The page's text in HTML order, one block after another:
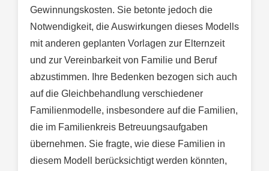
Gewinnungskosten. Sie betonte jedoch die
Notwendigkeit, die Auswirkungen dieses Modells
mit anderen geplanten Vorlagen zur Elternzeit
und zur Vereinbarkeit von Familie und Beruf
abzustimmen. Ihre Bedenken bezogen sich auch
auf die Gleichbehandlung verschiedener
Familienmodelle, insbesondere auf die Familien,
die im Familienkreis Betreuungsaufgaben
übernehmen. Sie fragte, wie diese Familien in
diesem Modell berücksichtigt werden könnten,